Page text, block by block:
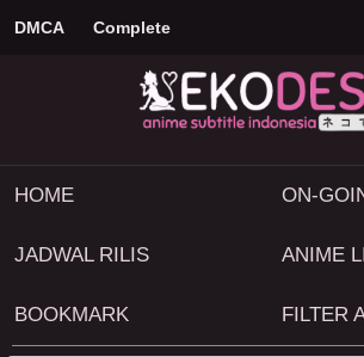
DMCA Complete
HOME ON-
JADWAL RILIS ANIME
BOOKMARK FILTER